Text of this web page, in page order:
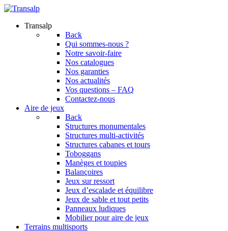
Transalp
Back
Qui sommes-nous ?
Notre savoir-faire
Nos catalogues
Nos garanties
Nos actualités
Vos questions – FAQ
Contactez-nous
Aire de jeux
Back
Structures monumentales
Structures multi-activités
Structures cabanes et tours
Toboggans
Manèges et toupies
Balançoires
Jeux sur ressort
Jeux d’escalade et équilibre
Jeux de sable et tout petits
Panneaux ludiques
Mobilier pour aire de jeux
Terrains multisports